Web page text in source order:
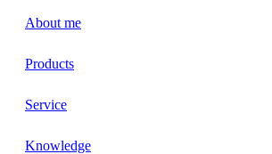
About me
Products
Service
Knowledge